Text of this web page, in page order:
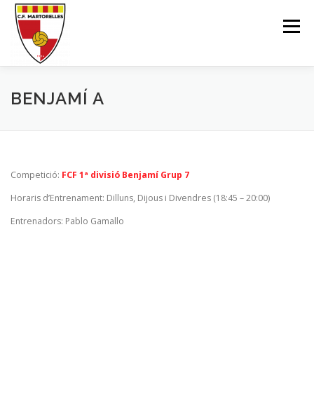
Saltar
contenido
Menú
EL CLUB 1ER-EQUIP
INSCRIU-TE BOTIGA ONLINE MARXANDATGE
BENJAMÍ A
Competició: FCF 1ª divisió Benjamí Grup 7
Horaris d’Entrenament: Dilluns, Dijous i Divendres (18:45 – 20:00)
Entrenadors: Pablo Gamallo